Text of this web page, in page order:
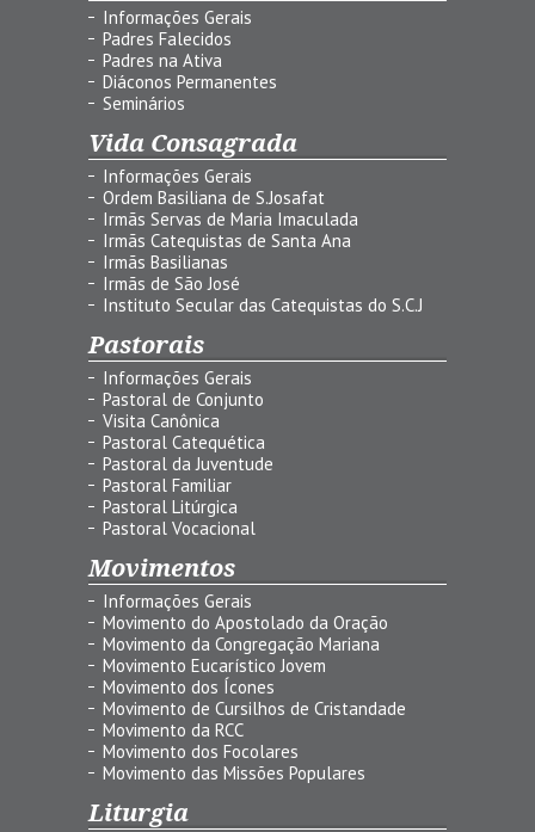
Informações Gerais
Padres Falecidos
Padres na Ativa
Diáconos Permanentes
Seminários
Vida Consagrada
Informações Gerais
Ordem Basiliana de S.Josafat
Irmãs Servas de Maria Imaculada
Irmãs Catequistas de Santa Ana
Irmãs Basilianas
Irmãs de São José
Instituto Secular das Catequistas do S.C.J
Pastorais
Informações Gerais
Pastoral de Conjunto
Visita Canônica
Pastoral Catequética
Pastoral da Juventude
Pastoral Familiar
Pastoral Litúrgica
Pastoral Vocacional
Movimentos
Informações Gerais
Movimento do Apostolado da Oração
Movimento da Congregação Mariana
Movimento Eucarístico Jovem
Movimento dos Ícones
Movimento de Cursilhos de Cristandade
Movimento da RCC
Movimento dos Focolares
Movimento das Missões Populares
Liturgia